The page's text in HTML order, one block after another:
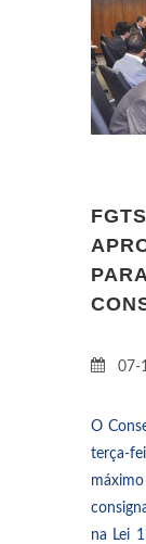
07-
O
terça-
na Lei